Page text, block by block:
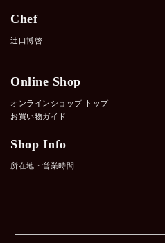
Chef
辻口博啓
Online Shop
オンラインショップ トップ
お買い物ガイド
Shop Info
所在地・営業時間